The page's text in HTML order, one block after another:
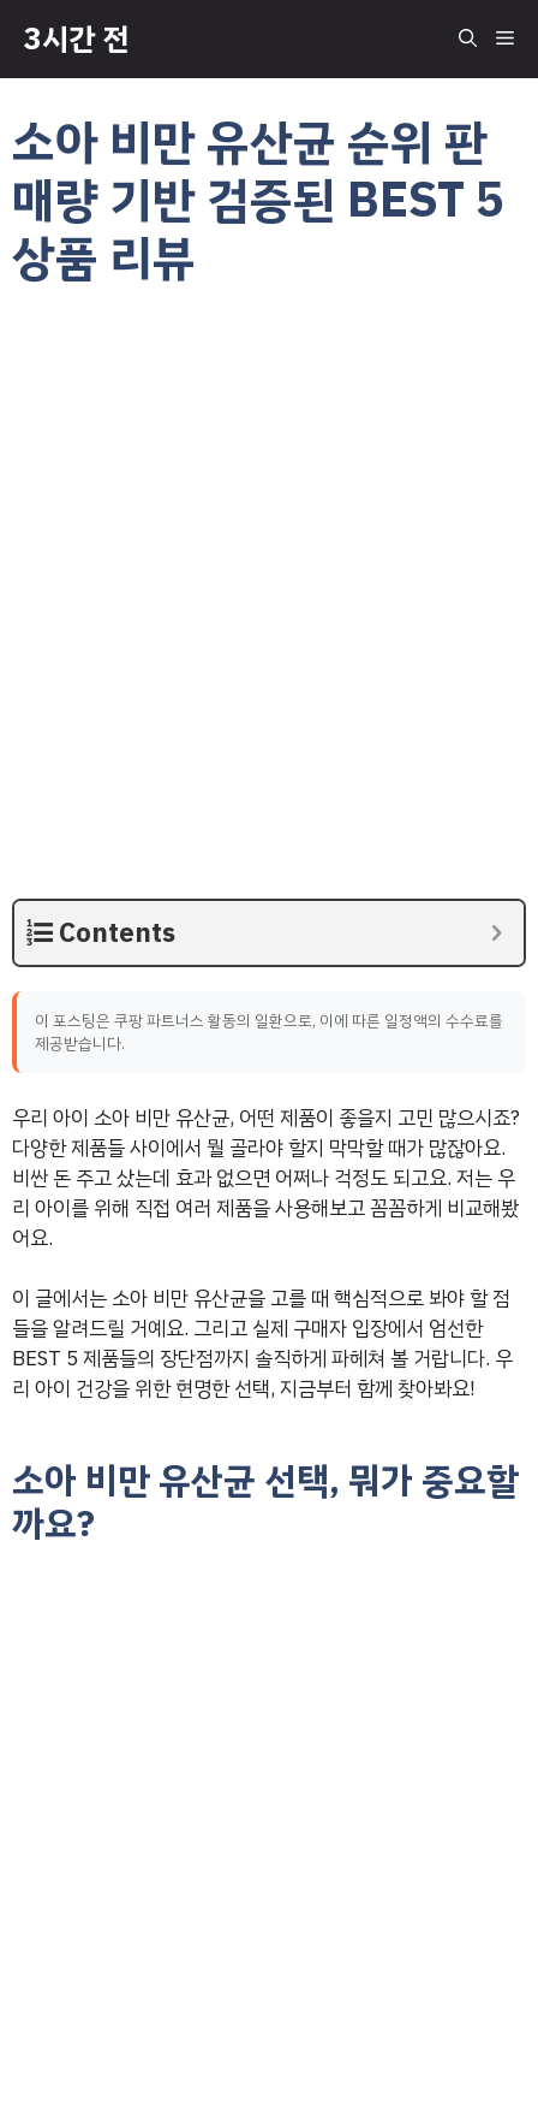
츠
건
너
뛰
3시간 전 메
소아 비만 유산균 순위 판
매량 기반 검증된 BEST 5
상품 리뷰
Contents
이 포스팅은 쿠팡 파트너스 활동의 일환으로, 이에 따른 일정액의 수수료를
제공받습니다.
우리 아이 소아 비만 유산균, 어떤 제품이 좋을지 고민 많으시죠?
다양한 제품들 사이에서 뭘 골라야 할지 막막할 때가 많잖아요.
비싼 돈 주고 샀는데 효과 없으면 어쩌나 걱정도 되고요. 저는 우
리 아이를 위해 직접 여러 제품을 사용해보고 꼼꼼하게 비교해봤
어요.
이 글에서는 소아 비만 유산균을 고를 때 핵심적으로 봐야 할 점
들을 알려드릴 거예요. 그리고 실제 구매자 입장에서 엄선한
BEST 5 제품들의 장단점까지 솔직하게 파헤쳐 볼 거랍니다. 우
리 아이 건강을 위한 현명한 선택, 지금부터 함께 찾아봐요!
소아 비만 유산균 선택, 뭐가 중요할
까요?